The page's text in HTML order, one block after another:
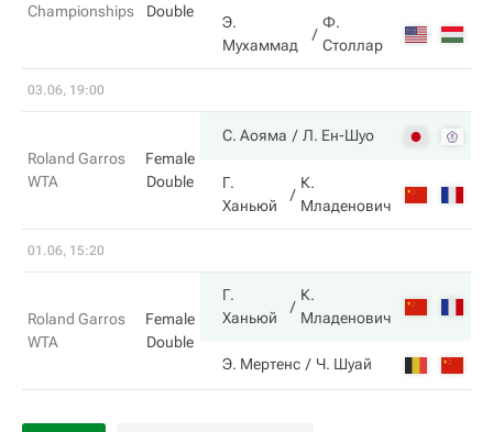
Championships
Double
Э.
Мухаммад
Ф.
Столлар
03.06, 19:00
Roland Garros
WTA
Female
Double
С. Аояма Л. Ен-Шуо
Г.
Ханьюй
К.
Младенович
01.06, 15:20
Roland Garros
WTA
Female
Double
Г.
Ханьюй
К.
Младенович
Э. Мертенс Ч. Шуай